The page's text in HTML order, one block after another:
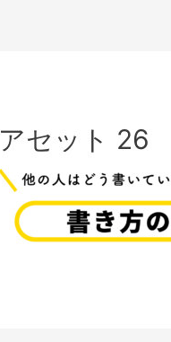
アセット 26